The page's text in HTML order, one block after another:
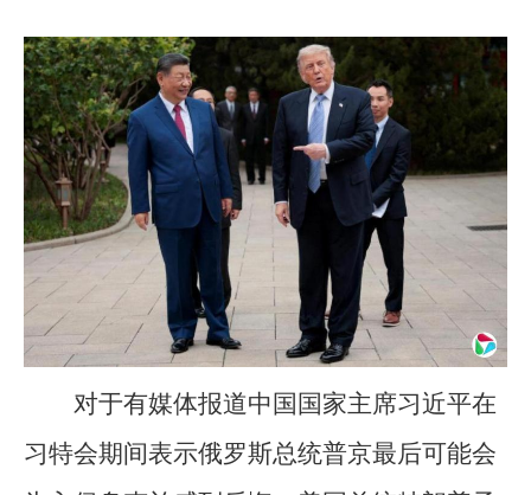
对于有媒体报道中国国家主席习近平在
习特会期间表示俄罗斯总统普京最后可能会